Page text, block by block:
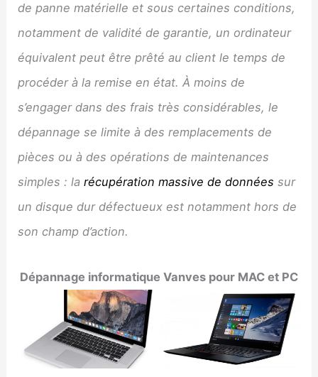
de panne matérielle et sous certaines conditions,
notamment de validité de garantie, un ordinateur
équivalent peut être prêté au client le temps de
procéder à la remise en état. À moins de
s’engager dans des frais très considérables, le
dépannage se limite à des remplacements de
pièces ou à des opérations de maintenances
simples : larécupération massive de données sur
un disque dur défectueux est notamment hors de
son champ d’action.
Dépannage informatique Vanves pour MAC et PC